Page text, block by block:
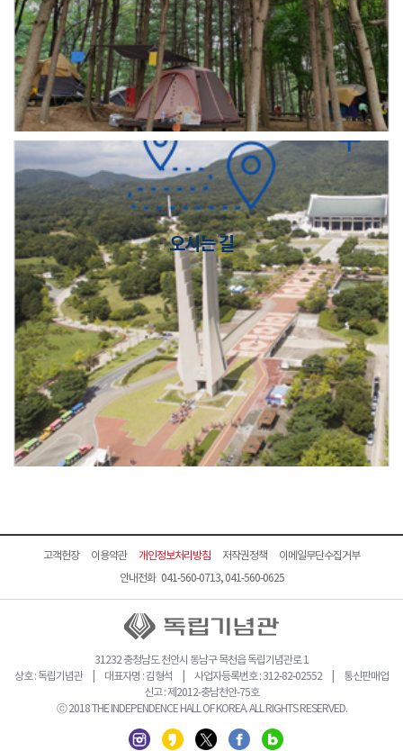
오시는 길
고객헌장 이용약관 개인정보처리방침 저작권정책
이메일무단수집거부
안내전화 041-560-0713, 041-560-0625
31232 충청남도 천안시 동남구 목천읍 독립기념관로 1
상호 : 독립기념관 | 대표자명 : 김형석 | 사업자등록번호 : 312-82-02552 | 통신판매업
신고 : 제2012-충남천안-75호
ⓒ 2018 THE INDEPENDENCE HALL OF KOREA. ALL RIGHTS RESERVED.